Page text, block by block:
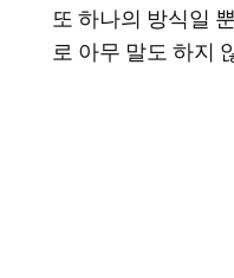
또 하나의 방식일
로 아무 말도 하지